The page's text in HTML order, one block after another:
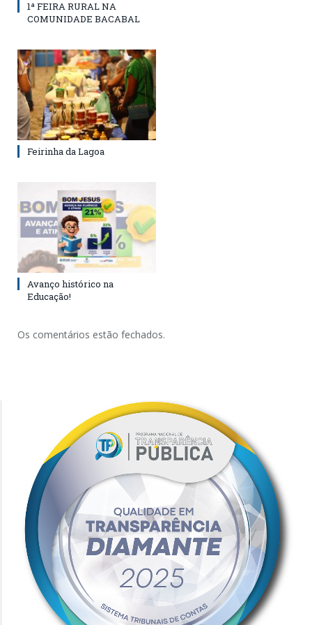
1ª FEIRA RURAL NA
COMUNIDADE BACABAL
Feirinha da Lagoa
Avanço histórico na
Educação!
Os comentários estão fechados.